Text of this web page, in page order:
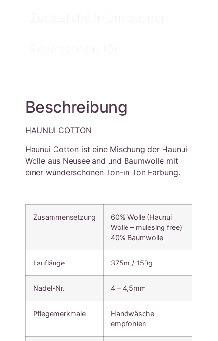
Zusätzliche Informationen
Rezensionen (0)
Beschreibung
HAUNUI COTTON
Haunui Cotton ist eine Mischung der Haunui
Wolle aus Neuseeland und Baumwolle mit
einer wunderschönen Ton-in Ton Färbung.
Zusammensetzung
60% Wolle (Haunui
Wolle – mulesing free)
40% Baumwolle
Lauflänge 375m / 150g
Nadel-Nr. 4 – 4,5mm
Pflegemerkmale
Handwäsche
empfohlen